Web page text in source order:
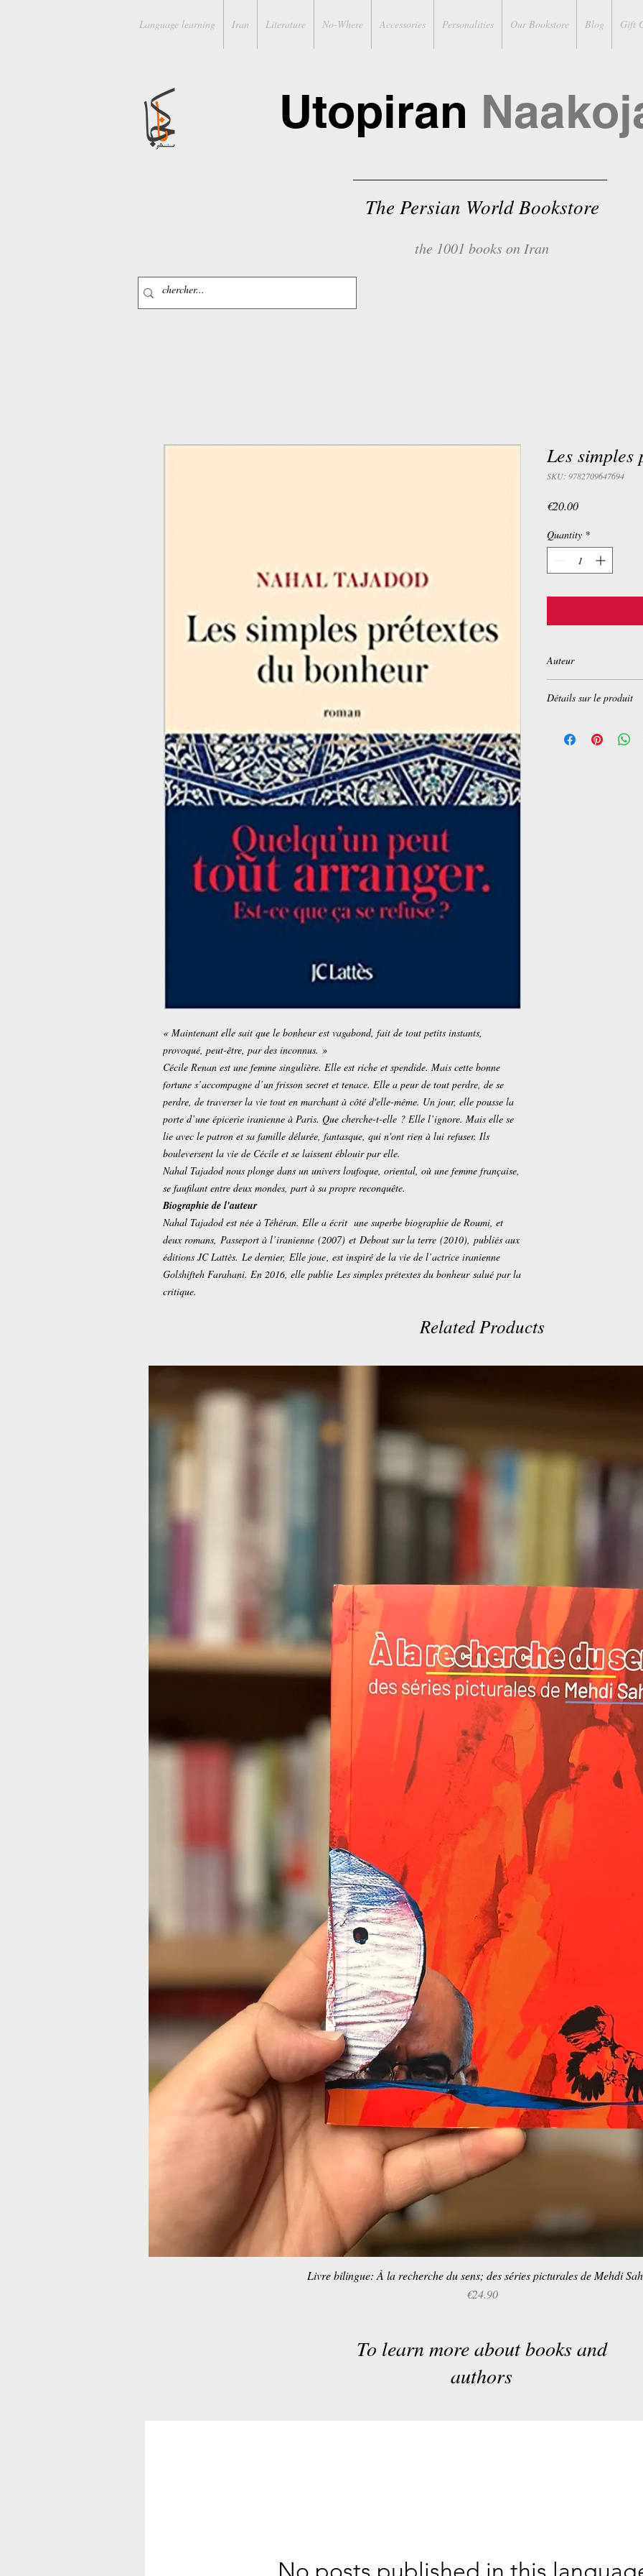
Language learning Iran Literature No-Where Accessories Personalities Our Bookstore Blog Gift
Utopiran
The Persian World Bookstore
the 1001 books on Iran
« Maintenant elle sait que le bonheur est vagabond, fait de tout petits instants,
provoqué, peut-être, par des inconnus. »
Cécile Renan est une femme singulière. Elle est riche et spendide. Mais cette bonne
fortune s’accompagne d’un frisson secret et tenace. Elle a peur de tout perdre, de se
perdre, de traverser la vie tout en marchant à côté d'elle-même. Un jour, elle pousse la
porte d’une épicerie iranienne à Paris. Que cherche-t-elle ? Elle l’ignore. Mais elle se
lie avec le patron et sa famille délurée, fantasque, qui n'ont rien à lui refuser. Ils
bouleversent la vie de Cécile et se laissent éblouir par elle.
Nahal Tajadod nous plonge dans un univers loufoque, oriental, où une femme française,
se faufilant entre deux mondes, part à sa propre reconquête.
Biographie de l'auteur
Nahal Tajadod est née à Téhéran. Elle a écrit une superbe biographie de Roumi, et
deux romans, Passeport à l’iranienne (2007) et Debout sur la terre (2010), publiés aux
éditions JC Lattès. Le dernier, Elle joue, est inspiré de la vie de l’actrice iranienne
Golshifteh Farahani. En 2016, elle publie Les simples prétextes du bonheur salué par la
critique.
Les simples
SKU: 9782709647694
€20.00Price
Quantity *
Auteur
Détails sur le produit
Editeur : JC Lattès
Related Products
Quick View
Livre bilingue: À la recherche du sens; des séries picturales de Mehdi
Price
€24.90
To learn more about books and
authors